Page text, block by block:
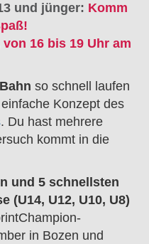
und jünger: Komm
16 bis 19 Uhr am
so schnell laufen
Konzept des
. Du hast mehrere
kommt in die
und 5 schnellsten
(U14, U12, U10, U8)
in Bozen und